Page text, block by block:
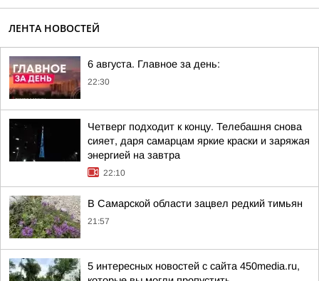
ЛЕНТА НОВОСТЕЙ
6 августа. Главное за день:
22:30
Четверг подходит к концу. Телебашня снова
сияет, даря самарцам яркие краски и заряжая
энергией на завтра
22:10
В Самарской области зацвел редкий тимьян
21:57
5 интересных новостей с сайта 450media.ru,